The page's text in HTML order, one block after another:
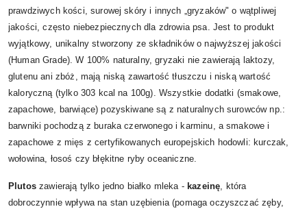
prawdziwych kości, surowej skóry i innych „gryzaków" o wątpliwej
jakości, często niebezpiecznych dla zdrowia psa. Jest to produkt
wyjątkowy, unikalny stworzony ze składników o najwyższej jakości
(Human Grade). W 100% naturalny, gryzaki nie zawierają laktozy,
glutenu ani zbóż, mają niską zawartość tłuszczu i niską wartość
kaloryczną (tylko 303 kcal na 100g). Wszystkie dodatki (smakowe,
zapachowe, barwiące) pozyskiwane są z naturalnych surowców np.:
barwniki pochodzą z buraka czerwonego i karminu, a smakowe i
zapachowe z mięs z certyfikowanych europejskich hodowli: kurczak,
wołowina, łosoś czy błękitne ryby oceaniczne.
Plutoszawierają tylko jedno białko mleka - kazeinę , która
dobroczynnie wpływa na stan uzębienia (pomaga oczyszczać zęby,